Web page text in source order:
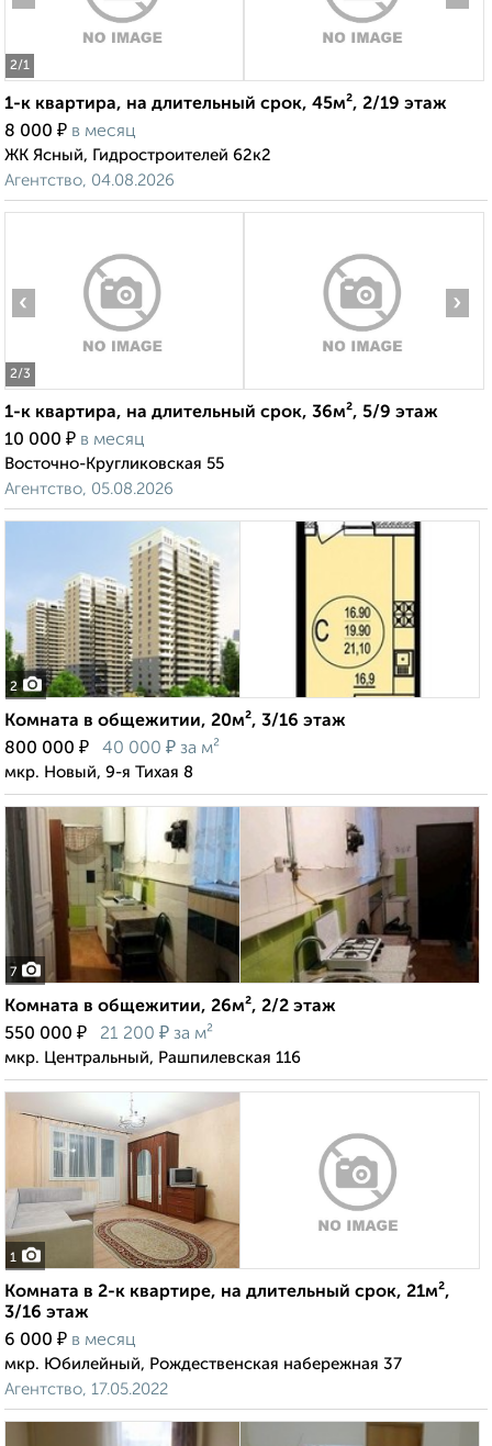
2/1
1-к квартира, на длительный срок, 45м², 2/19 этаж
8 000 ₽ в месяц
ЖК Ясный, Гидростроителей 62к2
Агентство, 04.08.2026
2/3
‹ ›
1-к квартира, на длительный срок, 36м², 5/9 этаж
10 000 ₽ в месяц
Восточно-Кругликовская 55
Агентство, 05.08.2026
2
Комната в общежитии, 20м², 3/16 этаж
800 000 ₽ 40 000 ₽ за м²
мкр. Новый, 9-я Тихая 8
7
Комната в общежитии, 26м², 2/2 этаж
550 000 ₽ 21 200 ₽ за м²
мкр. Центральный, Рашпилевская 116
1
Комната в 2-к квартире, на длительный срок, 21м²,
3/16 этаж
6 000 ₽ в месяц
мкр. Юбилейный, Рождественская набережная 37
Агентство, 17.05.2022